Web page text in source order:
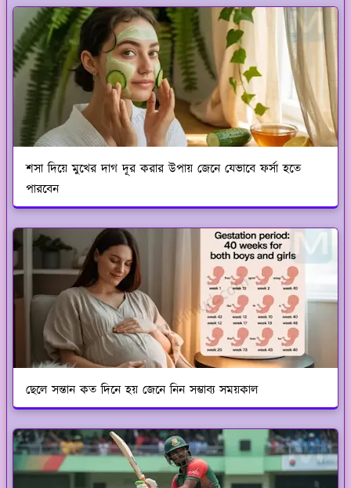
শসা দিয়ে মুখের দাগ দূর করার উপায় জেনে যেভাবে ফর্সা হতে
পারবেন
ছেলে সন্তান কত দিনে হয় জেনে নিন সম্ভাব্য সময়কাল